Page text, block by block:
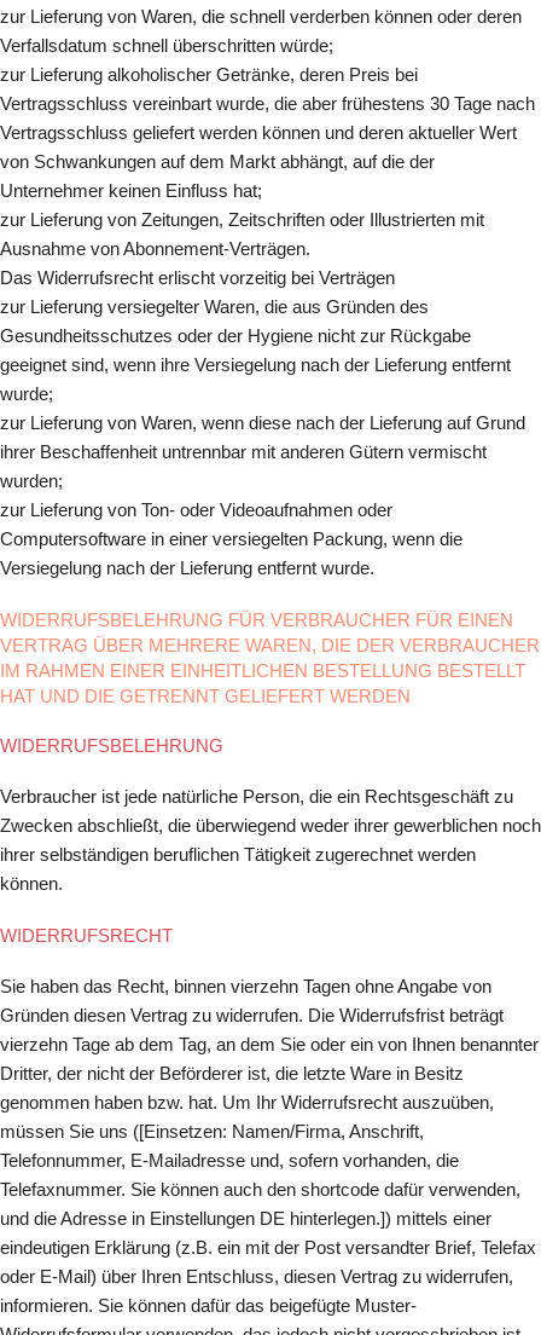
zur Lieferung von Waren, die schnell verderben können oder deren
Verfallsdatum schnell überschritten würde;
zur Lieferung alkoholischer Getränke, deren Preis bei
Vertragsschluss vereinbart wurde, die aber frühestens 30 Tage nach
Vertragsschluss geliefert werden können und deren aktueller Wert
von Schwankungen auf dem Markt abhängt, auf die der
Unternehmer keinen Einfluss hat;
zur Lieferung von Zeitungen, Zeitschriften oder Illustrierten mit
Ausnahme von Abonnement-Verträgen.
Das Widerrufsrecht erlischt vorzeitig bei Verträgen
zur Lieferung versiegelter Waren, die aus Gründen des
Gesundheitsschutzes oder der Hygiene nicht zur Rückgabe
geeignet sind, wenn ihre Versiegelung nach der Lieferung entfernt
wurde;
zur Lieferung von Waren, wenn diese nach der Lieferung auf Grund
ihrer Beschaffenheit untrennbar mit anderen Gütern vermischt
wurden;
zur Lieferung von Ton- oder Videoaufnahmen oder
Computersoftware in einer versiegelten Packung, wenn die
Versiegelung nach der Lieferung entfernt wurde.
WIDERRUFSBELEHRUNG FÜR VERBRAUCHER FÜR EINEN
VERTRAG ÜBER MEHRERE WAREN, DIE DER VERBRAUCHER
IM RAHMEN EINER EINHEITLICHEN BESTELLUNG BESTELLT
HAT UND DIE GETRENNT GELIEFERT WERDEN
WIDERRUFSBELEHRUNG
Verbraucher ist jede natürliche Person, die ein Rechtsgeschäft zu
Zwecken abschließt, die überwiegend weder ihrer gewerblichen noch
ihrer selbständigen beruflichen Tätigkeit zugerechnet werden
können.
WIDERRUFSRECHT
Sie haben das Recht, binnen vierzehn Tagen ohne Angabe von
Gründen diesen Vertrag zu widerrufen. Die Widerrufsfrist beträgt
vierzehn Tage ab dem Tag, an dem Sie oder ein von Ihnen benannter
Dritter, der nicht der Beförderer ist, die letzte Ware in Besitz
genommen haben bzw. hat. Um Ihr Widerrufsrecht auszuüben,
müssen Sie uns ([Einsetzen: Namen/Firma, Anschrift,
Telefonnummer, E-Mailadresse und, sofern vorhanden, die
Telefaxnummer. Sie können auch den shortcode dafür verwenden,
und die Adresse in Einstellungen DE hinterlegen.]) mittels einer
eindeutigen Erklärung (z.B. ein mit der Post versandter Brief, Telefax
oder E-Mail) über Ihren Entschluss, diesen Vertrag zu widerrufen,
informieren. Sie können dafür das beigefügte Muster-